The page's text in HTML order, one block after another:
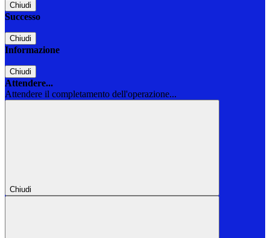
Chiudi
Successo
Chiudi
Informazione
Chiudi
Attendere...
Attendere il completamento dell'operazione...
Chiudi